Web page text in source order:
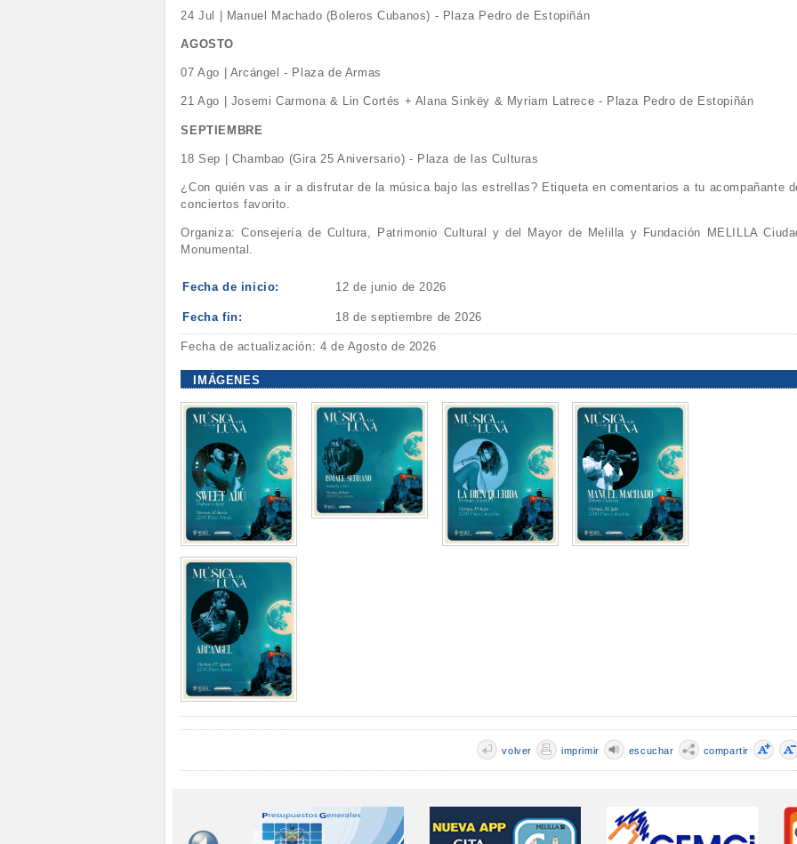
24 Jul | Manuel Machado (Boleros Cubanos) - Plaza Pedro de Estopiñán
AGOSTO
07 Ago | Arcángel - Plaza de Armas
21 Ago | Josemi Carmona & Lin Cortés + Alana Sinkëy & Myriam Latrece - Plaza Pedro de Estopiñán
SEPTIEMBRE
18 Sep | Chambao (Gira 25 Aniversario) - Plaza de las Culturas
¿Con quién vas a ir a disfrutar de la música bajo las estrellas? Etiqueta en comentarios a tu acompañante
conciertos favorito.
Organiza: Consejería de Cultura, Patrimonio Cultural y del Mayor de Melilla y Fundación MELILLA
Monumental.
Fecha de inicio: 12 de junio de 2026
Fecha fin: 18 de septiembre de 2026
Fecha de actualización: 4 de Agosto de 2026
IMÁGENES
compartir
escuchar
imprimir
volver